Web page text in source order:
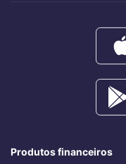
Produtos financeiros